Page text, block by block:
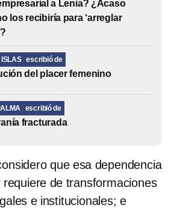
a Lenia? ¿Acaso
los recibiría para ‘arreglar
escribió de
del placer femenino
escribió de
fracturada
que esa dependencia
requiere de transformaciones
e institucionales; e